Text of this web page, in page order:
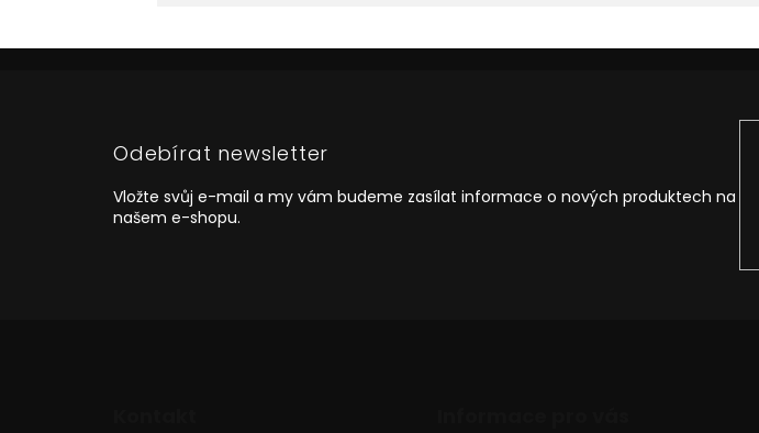
Odebírat newsletter
Vložte svůj e-mail a my vám budeme zasílat informace o nových produktech na
našem e-shopu.